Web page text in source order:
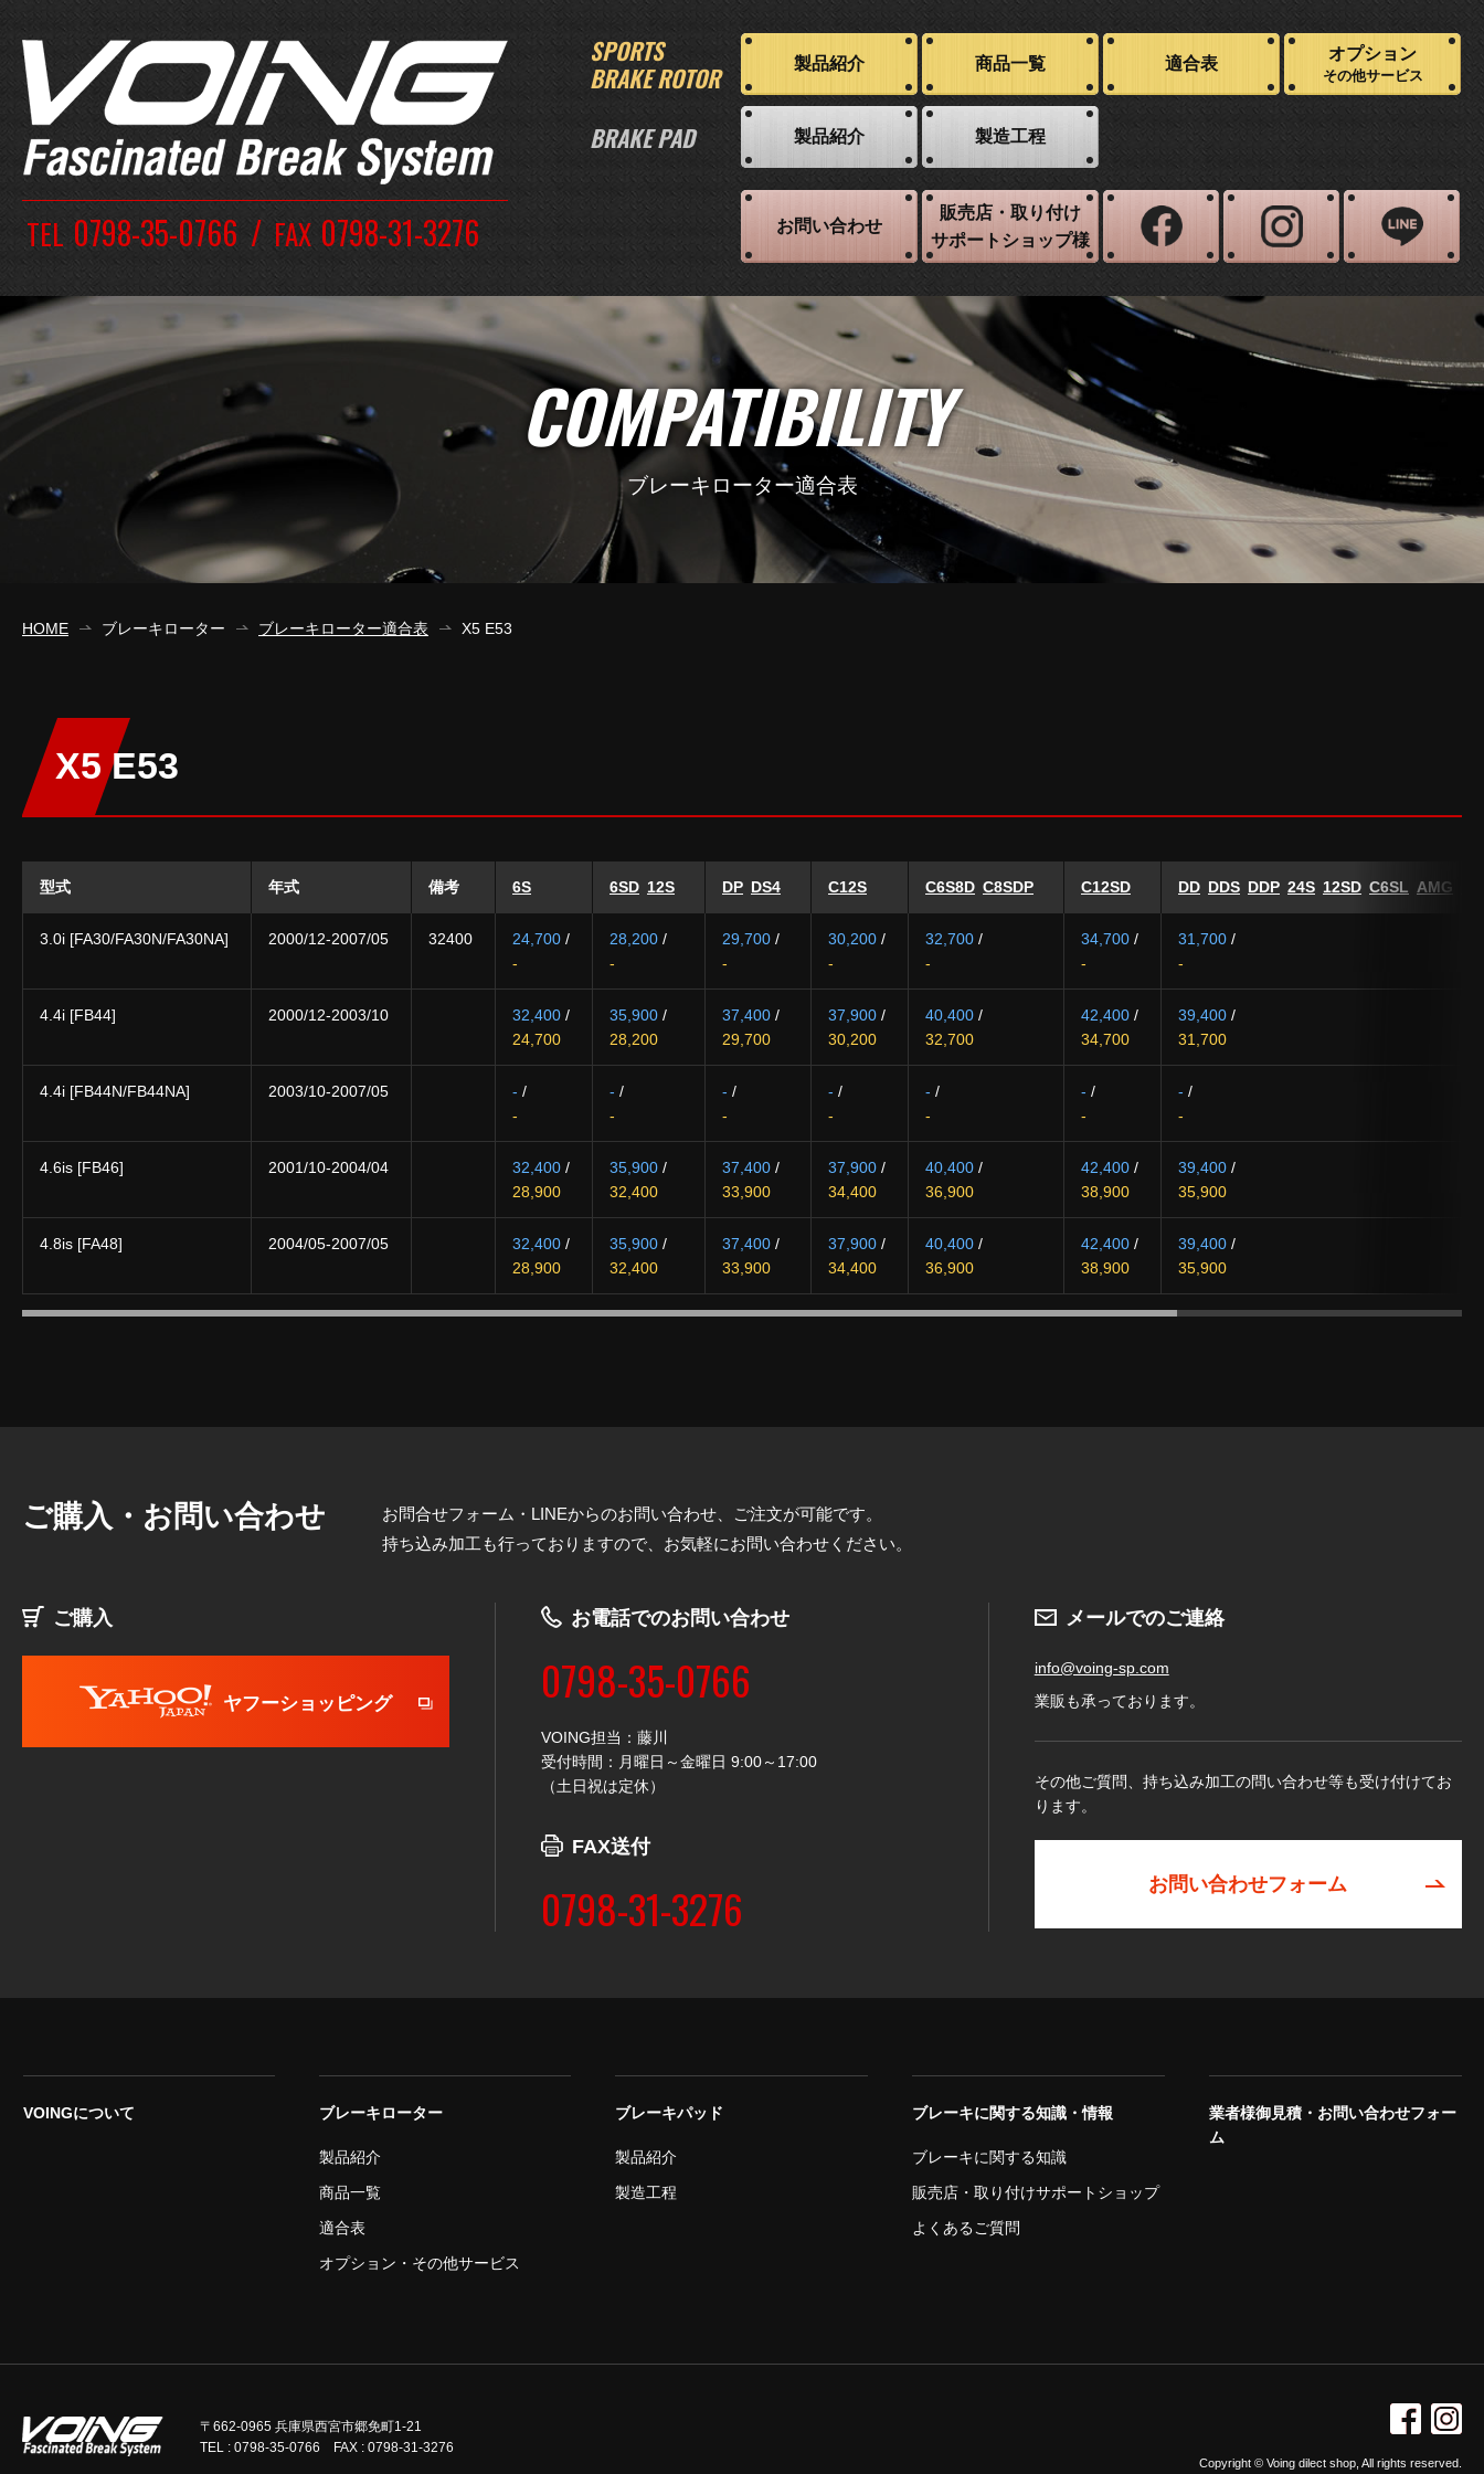
TEL 0798-35-0766 FAX 0798-31-3276
SPORTS
BRAKE ROTOR
製品紹介 商品一覧 適合表
オプション
その他サービス
BRAKE PAD 製品紹介 製造工程
お問い合わせ
販売店・取り付け
サポートショップ様
COMPATIBILITY
ブレーキローター適合表
HOME ブレーキローター ブレーキローター適合表 X5 E53
X5 E53
型式 年式 備考 6S 6SD 12S DP DS4 C12S C6S8D C8SDP C12SD DD DDS DDP 24S 12SD C6SL AMG
3.0i [FA30/FA30N/FA30NA] 2000/12-2007/05 32400 24,700 /
-
28,200 /
-
29,700 /
-
30,200 /
-
32,700 /
-
34,700 /
-
31,700 /
-
4.4i [FB44] 2000/12-2003/10 32,400 /
24,700
35,900 /
28,200
37,400 /
29,700
37,900 /
30,200
40,400 /
32,700
42,400 /
34,700
39,400 /
31,700
4.4i [FB44N/FB44NA] 2003/10-2007/05 - /
-
- /
-
- /
-
- /
-
- /
-
- /
-
- /
-
4.6is [FB46] 2001/10-2004/04 32,400 /
28,900
35,900 /
32,400
37,400 /
33,900
37,900 /
34,400
40,400 /
36,900
42,400 /
38,900
39,400 /
35,900
4.8is [FA48] 2004/05-2007/05 32,400 /
28,900
35,900 /
32,400
37,400 /
33,900
37,900 /
34,400
40,400 /
36,900
42,400 /
38,900
39,400 /
35,900
ご購入・お問い合わせ
お問合せフォーム・LINEからのお問い合わせ、ご注文が可能です。
持ち込み加工も行っておりますので、お気軽にお問い合わせください。
ご購入
ヤフーショッピング
お電話でのお問い合わせ
0798-35-0766
VOING担当：藤川
受付時間：月曜日～金曜日 9:00～17:00
（土日祝は定休）
FAX送付
0798-31-3276
メールでのご連絡
info@voing-sp.com
業販も承っております。
その他ご質問、持ち込み加工の問い合わせ等も受け付けてお
ります。
お問い合わせフォーム
VOINGについて ブレーキローター
製品紹介
商品一覧
適合表
オプション・その他サービス
ブレーキパッド
製品紹介
製造工程
ブレーキに関する知識・情報
ブレーキに関する知識
販売店・取り付けサポートショップ
よくあるご質問
業者様御見積・お問い合わせフォー
ム
〒662-0965 兵庫県西宮市郷免町1-21
TEL : 0798-35-0766 FAX : 0798-31-3276
Copyright © Voing dilect shop, All rights reserved.